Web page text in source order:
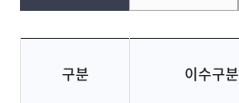
구분 이수구분